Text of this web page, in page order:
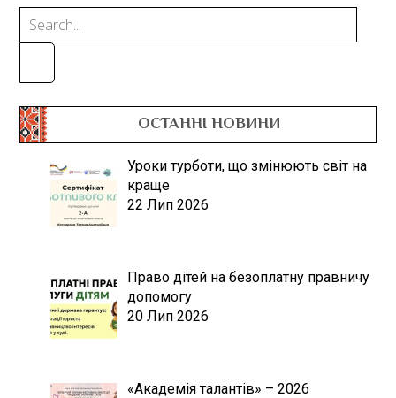
ОСТАННІ НОВИНИ
Уроки турботи, що змінюють світ на
краще
22 Лип 2026
Право дітей на безоплатну правничу
допомогу
20 Лип 2026
«Академія талантів» – 2026